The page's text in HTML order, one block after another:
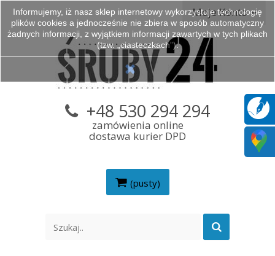
Moje Konto
(pusty)
+48 530 294 294
zamówienia online
dostawa kurier DPD
Informujemy, iż nasz sklep internetowy wykorzystuje technologię
plików cookies a jednocześnie nie zbiera w sposób automatyczny
żadnych informacji, z wyjątkiem informacji zawartych w tych plikach
(tzw. „ciasteczkach”).